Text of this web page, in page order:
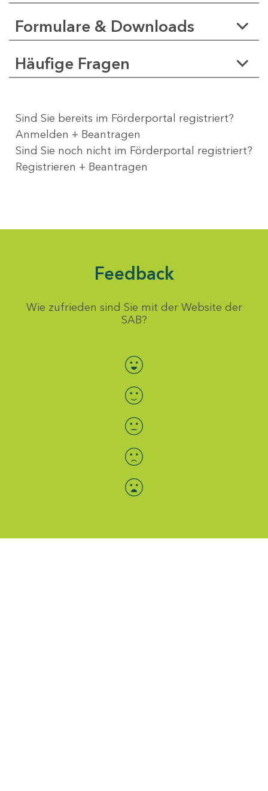
Formulare & Downloads
Häufige Fragen
Sind Sie bereits im Förderportal registriert?
Anmelden + Beantragen
Sind Sie noch nicht im Förderportal registriert?
Registrieren + Beantragen
Feedback
Wie zufrieden sind Sie mit der Website der
SAB?
Bewertung auswählen